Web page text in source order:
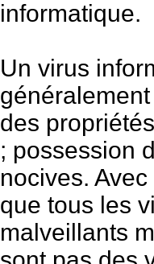
informatique.
Un virus
des
; possession
nocives.
que tous les
malveillants